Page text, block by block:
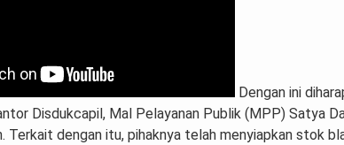
Dengan ini
Disdukcapil, Mal Pelayanan Publik (MPP) Satya
Terkait dengan itu, pihaknya telah menyiapkan stok